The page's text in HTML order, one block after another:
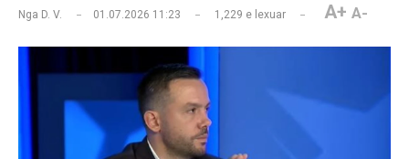
Nga D. V. 01.07.2026 11:23 1,229 e lexuar A+ A-